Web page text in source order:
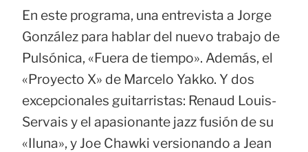
En este programa, una entrevista a Jorge
González para hablar del nuevo trabajo de
Pulsónica, «Fuera de tiempo». Además, el
«Proyecto X» de Marcelo Yakko. Y dos
excepcionales guitarristas: Renaud Louis-
Servais y el apasionante jazz fusión de su
«Iluna», y Joe Chawki versionando a Jean